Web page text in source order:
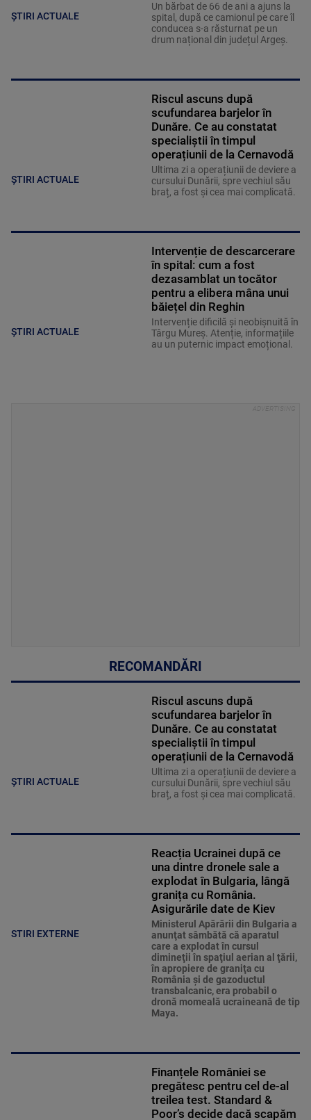
ȘTIRI ACTUALE
Un bărbat de 66 de ani a ajuns la
spital, după ce camionul pe care îl
conducea s-a răsturnat pe un
drum național din județul Argeș.
ȘTIRI ACTUALE
Riscul ascuns după
scufundarea barjelor în
Dunăre. Ce au constatat
specialiștii în timpul
operațiunii de la Cernavodă
Ultima zi a operațiunii de deviere a
cursului Dunării, spre vechiul său
braț, a fost și cea mai complicată.
ȘTIRI ACTUALE
Intervenție de descarcerare
în spital: cum a fost
dezasamblat un tocător
pentru a elibera mâna unui
băiețel din Reghin
Intervenție dificilă și neobișnuită în
Târgu Mureș. Atenție, informațiile
au un puternic impact emoțional.
RECOMANDĂRI
ȘTIRI ACTUALE
Riscul ascuns după
scufundarea barjelor în
Dunăre. Ce au constatat
specialiștii în timpul
operațiunii de la Cernavodă
Ultima zi a operațiunii de deviere a
cursului Dunării, spre vechiul său
braț, a fost și cea mai complicată.
STIRI EXTERNE
Reacția Ucrainei după ce
una dintre dronele sale a
explodat în Bulgaria, lângă
granița cu România.
Asigurările date de Kiev
Ministerul Apărării din Bulgaria a
anunţat sâmbătă că aparatul
care a explodat în cursul
dimineţii în spaţiul aerian al ţării,
în apropiere de graniţa cu
România şi de gazoductul
transbalcanic, era probabil o
dronă momeală ucraineană de tip
Maya.
Finanțele României se
pregătesc pentru cel de-al
treilea test. Standard &
Poor’s decide dacă scapăm